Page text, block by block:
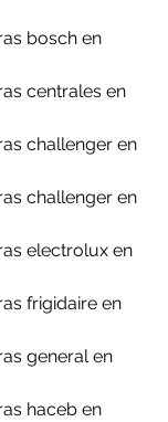
bosch en
centrales en
challenger en
challenger en
electrolux en
frigidaire en
general en
haceb en